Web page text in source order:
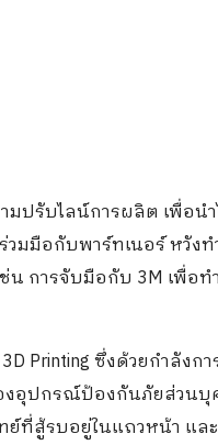
ปรับไลน์การผลิต เพื่อ
มมือกับพาร์ทเนอร์ หวั
การจับมือกับ 3M เพื่อท
Printing ซึ่งด้วยกำลัง
ปกรณ์ป้องกันภัยส่วนบุค
ย์ที่สู้รบอยู่ในแถวหน้า แ